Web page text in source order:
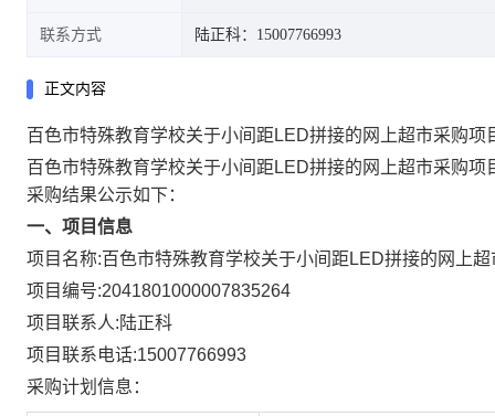
联系方式 陆正科：15007766993
正文内容
百色市特殊教育学校关于小间距LED拼接的网上超市采购项
百色市特殊教育学校关于小间距LED拼接的网上超市采购项
采购结果公示如下：
一、项目信息
项目名称:百色市特殊教育学校关于小间距LED拼接的网上
项目编号:2041801000007835264
项目联系人:陆正科
项目联系电话:15007766993
采购计划信息：